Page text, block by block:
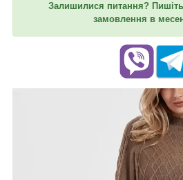
Залишилися питання?
замовлення в